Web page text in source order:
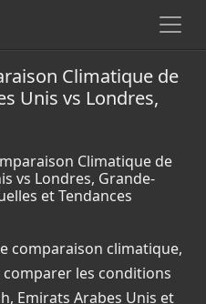
Climatique de
Unis vs Londres,
Climatique de
vs Londres, Grande-
et Tendances
comparaison climatique,
les conditions
Emirats Arabes Unis et